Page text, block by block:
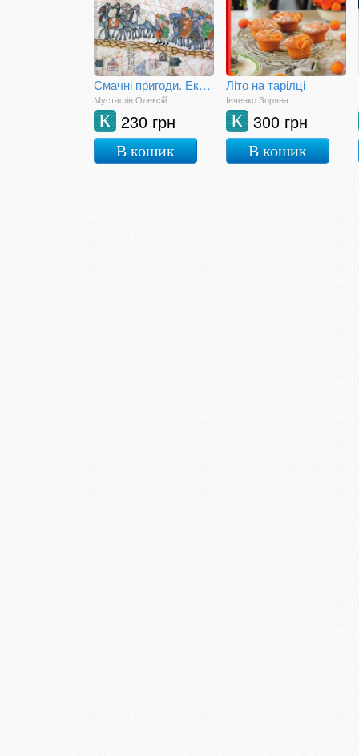
Смачні пригоди. Екскурсії власною кухнею
Мустафін Олексій
230 грн
К
В кошик
Літо на тарілці
Івченко Зоряна
300 грн
К
В кошик